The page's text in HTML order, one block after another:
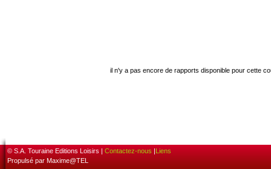
il n'y a pas encore de rapports disponible pour cette
© S.A. Touraine Editions Loisirs | Contactez-nous |Liens
Propulsé par Maxime@TEL